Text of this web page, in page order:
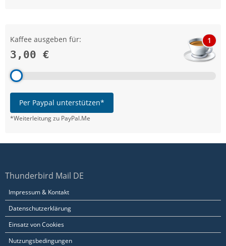
Kaffee ausgeben für:
3,00 €
1
Per Paypal unterstützen*
*Weiterleitung zu PayPal.Me
Thunderbird Mail DE
Impressum & Kontakt
Datenschutzerklärung
Einsatz von Cookies
Nutzungsbedingungen